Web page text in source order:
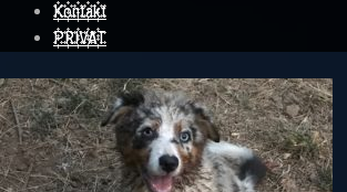
Kontakt
PRIVAT